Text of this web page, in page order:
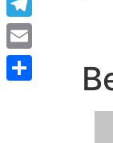
Telegram
Email